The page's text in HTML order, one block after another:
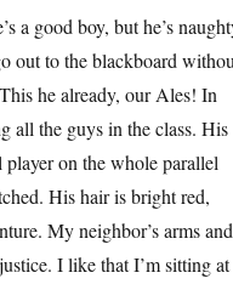
a good boy, but he’s
out to the blackboard
he already, our Ales! In
all the guys in the class. His
on the whole parallel
His hair is bright red,
My neighbor’s arms and
I like that I’m sitting at